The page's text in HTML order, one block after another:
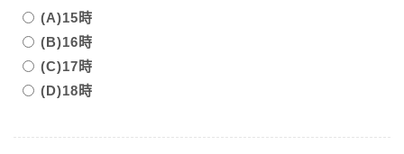
(A)15時
(B)16時
(C)17時
(D)18時